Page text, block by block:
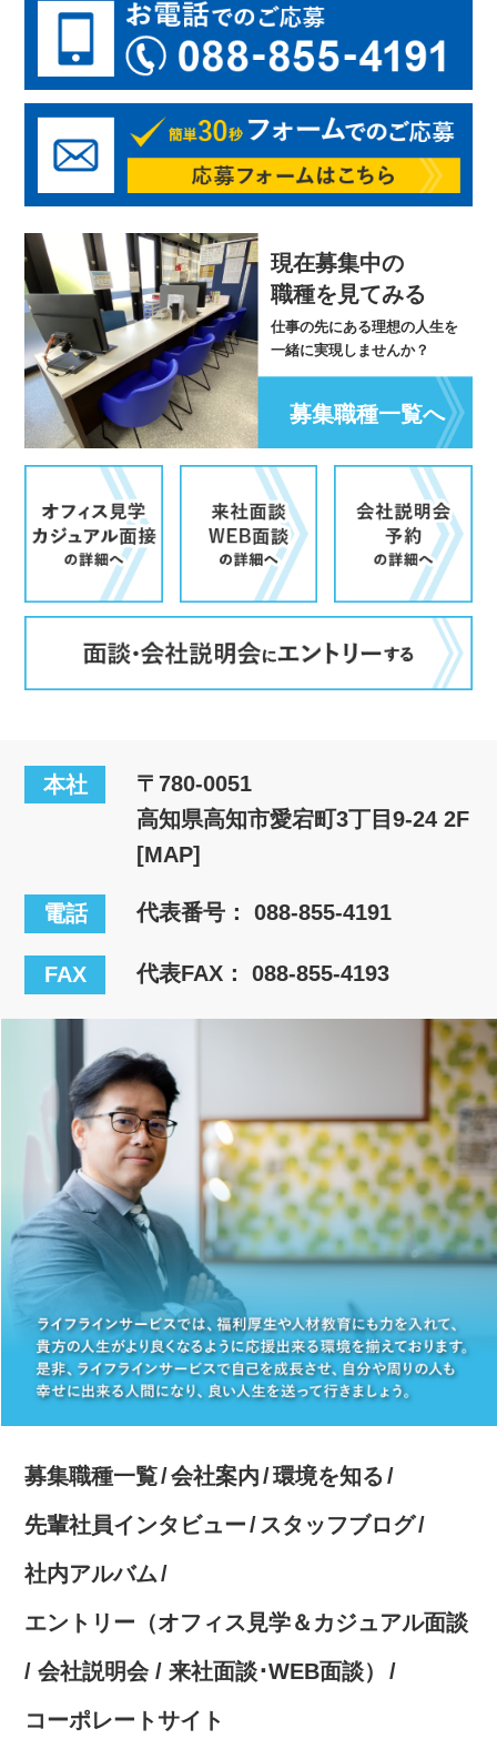
現在募集中の
職種を見てみる
仕事の先にある理想の人生を
一緒に実現しませんか？
募集職種一覧へ
本社
〒780-0051
高知県高知市愛宕町3丁目9-24 2F
[MAP]
電話 代表番号：088-855-4191
FAX 代表FAX： 088-855-4193
募集職種一覧 会社案内
環境を知る
先輩社員インタビュー
スタッフブログ
社内アルバム
エントリー（オフィス見学＆カジュアル面談
/ 会社説明会 / 来社面談･WEB面談）
コーポレートサイト